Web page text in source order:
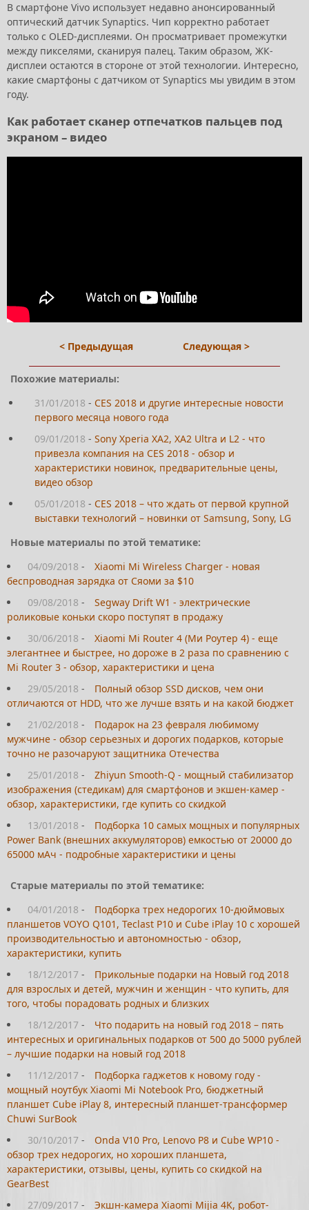
В смартфоне Vivo использует недавно анонсированный
оптический датчик Synaptics. Чип корректно работает
только с OLED-дисплеями. Он просматривает промежутки
между пикселями, сканируя палец. Таким образом, ЖК-
дисплеи остаются в стороне от этой технологии. Интересно,
какие смартфоны с датчиком от Synaptics мы увидим в этом
году.
Как работает сканер отпечатков пальцев под
экраном – видео
< Предыдущая Следующая >
Похожие материалы:
31/01/2018 - CES 2018 и другие интересные новости
первого месяца нового года
09/01/2018 - Sony Xperia XA2, XA2 Ultra и L2 - что
привезла компания на CES 2018 - обзор и
характеристики новинок, предварительные цены,
видео обзор
05/01/2018 - CES 2018 – что ждать от первой крупной
выставки технологий – новинки от Samsung, Sony, LG
Новые материалы по этой тематике:
04/09/2018 -
Xiaomi Mi Wireless Charger - новая
беспроводная зарядка от Сяоми за $10
09/08/2018 -
Segway Drift W1 - электрические
роликовые коньки скоро поступят в продажу
30/06/2018 -
Xiaomi Mi Router 4 (Ми Роутер 4) - еще
элегантнее и быстрее, но дороже в 2 раза по сравнению с
Mi Router 3 - обзор, характеристики и цена
29/05/2018 -
Полный обзор SSD дисков, чем они
отличаются от HDD, что же лучше взять и на какой бюджет
21/02/2018 -
Подарок на 23 февраля любимому
мужчине - обзор серьезных и дорогих подарков, которые
точно не разочаруют защитника Отечества
25/01/2018 -
Zhiyun Smooth-Q - мощный стабилизатор
изображения (стедикам) для смартфонов и экшен-камер -
обзор, характеристики, где купить со скидкой
13/01/2018 -
Подборка 10 самых мощных и популярных
Power Bank (внешних аккумуляторов) емкостью от 20000 до
65000 мАч - подробные характеристики и цены
Старые материалы по этой тематике:
04/01/2018 -
Подборка трех недорогих 10-дюймовых
планшетов VOYO Q101, Teclast P10 и Cube iPlay 10 с хорошей
производительностью и автономностью - обзор,
характеристики, купить
18/12/2017 -
Прикольные подарки на Новый год 2018
для взрослых и детей, мужчин и женщин - что купить, для
того, чтобы порадовать родных и близких
18/12/2017 -
Что подарить на новый год 2018 – пять
интересных и оригинальных подарков от 500 до 5000 рублей
– лучшие подарки на новый год 2018
11/12/2017 -
Подборка гаджетов к новому году -
мощный ноутбук Xiaomi Mi Notebook Pro, бюджетный
планшет Cube iPlay 8, интересный планшет-трансформер
Chuwi SurBook
30/10/2017 -
Onda V10 Pro, Lenovo P8 и Cube WP10 -
обзор трех недорогих, но хороших планшета,
характеристики, отзывы, цены, купить со скидкой на
GearBest
27/09/2017 - Экшн-камера Xiaomi Mijia 4K, робот-